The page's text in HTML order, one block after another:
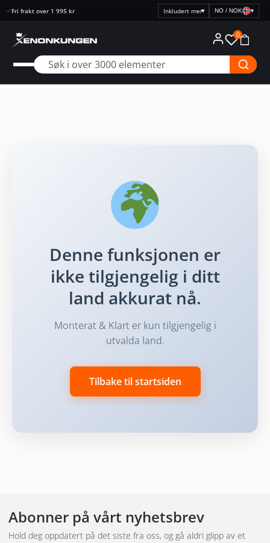
Fri frakt over 1 995 kr
Velg
NO / NOK ▾
0
Denne funksjonen er
ikke tilgjengelig i ditt
land akkurat nå.
Monterat & Klart er kun tilgjengelig i
utvalda land.
Tilbake til startsiden
Abonner på vårt nyhetsbrev
Hold deg oppdatert på det siste fra oss, og gå aldri glipp av et